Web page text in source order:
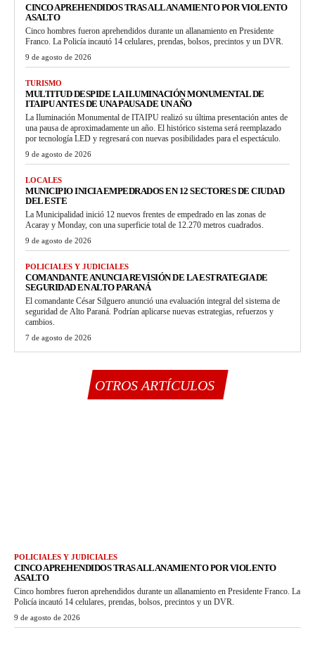
CINCO APREHENDIDOS TRAS ALLANAMIENTO POR VIOLENTO
ASALTO
Cinco hombres fueron aprehendidos durante un allanamiento en Presidente
Franco. La Policía incautó 14 celulares, prendas, bolsos, precintos y un DVR.
9 de agosto de 2026
TURISMO
MULTITUD DESPIDE LA ILUMINACIÓN MONUMENTAL DE
ITAIPU ANTES DE UNA PAUSA DE UN AÑO
La Iluminación Monumental de ITAIPU realizó su última presentación antes de
una pausa de aproximadamente un año. El histórico sistema será reemplazado
por tecnología LED y regresará con nuevas posibilidades para el espectáculo.
9 de agosto de 2026
LOCALES
MUNICIPIO INICIA EMPEDRADOS EN 12 SECTORES DE CIUDAD
DEL ESTE
La Municipalidad inició 12 nuevos frentes de empedrado en las zonas de
Acaray y Monday, con una superficie total de 12.270 metros cuadrados.
9 de agosto de 2026
POLICIALES Y JUDICIALES
COMANDANTE ANUNCIA REVISIÓN DE LA ESTRATEGIA DE
SEGURIDAD EN ALTO PARANÁ
El comandante César Silguero anunció una evaluación integral del sistema de
seguridad de Alto Paraná. Podrían aplicarse nuevas estrategias, refuerzos y
cambios.
7 de agosto de 2026
OTROS ARTÍCULOS
POLICIALES Y JUDICIALES
CINCO APREHENDIDOS TRAS ALLANAMIENTO POR VIOLENTO
ASALTO
Cinco hombres fueron aprehendidos durante un allanamiento en Presidente Franco. La
Policía incautó 14 celulares, prendas, bolsos, precintos y un DVR.
9 de agosto de 2026